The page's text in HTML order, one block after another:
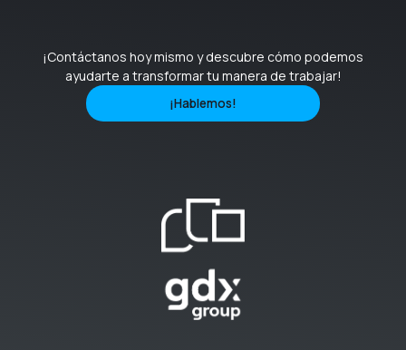
¡Contáctanos hoy mismo y descubre cómo podemos
ayudarte a transformar tu manera de trabajar!
¡Hablemos!